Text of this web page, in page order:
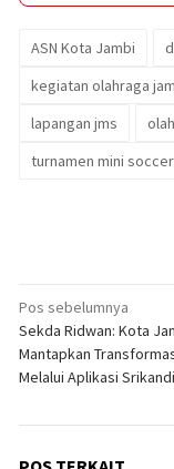
ASN Kota Jambi
kegiatan olahraga
lapangan jms
turnamen mini
Navigasi
pos
Pos sebelumnya
Sekda Ridwan: Kota
Mantapkan
Melalui Aplikasi Srikandi